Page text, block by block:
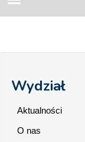
Wydział
Aktualności
O nas